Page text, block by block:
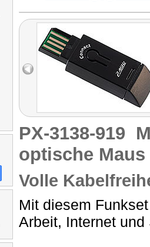
PX-3138-919
optische Maus
Volle
Mit diesem
Arbeit, Internet und